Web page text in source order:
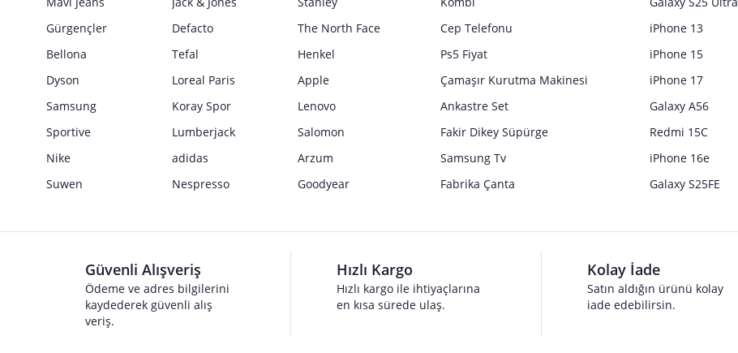
Gürgençler
Defacto
The North Face
Bellona
Tefal
Henkel
Dyson
Loreal Paris
Apple
Samsung
Koray Spor
Lenovo
Sportive
Lumberjack
Salomon
Nike
adidas
Arzum
Suwen
Nespresso Goodyear
Cep Telefonu
Ps5 Fiyat
Çamaşır Kurutma Makinesi
Ankastre Set
Fakir Dikey Süpürge
Samsung Tv
Fabrika Çanta
iPhone 13
iPhone 15
iPhone 17
Galaxy A56
Redmi 15C
iPhone 16e
Galaxy S25FE
Güvenli Alışveriş
Ödeme ve adres bilgilerini
kaydederek güvenli alış
veriş.
Hızlı Kargo
Hızlı kargo ile ihtiyaçlarına
en kısa sürede ulaş.
Kolay İade
Satın aldığın ürünü kolay
iade edebilirsin.